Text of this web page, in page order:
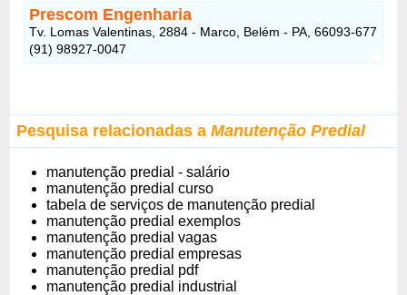
Prescom Engenharia
Tv. Lomas Valentinas, 2884 - Marco, Belém - PA, 66093-677
(91) 98927-0047
Pesquisa relacionadas aManutenção Predial
manutenção predial - salário
manutenção predial curso
tabela de serviços de manutenção predial
manutenção predial exemplos
manutenção predial vagas
manutenção predial empresas
manutenção predial pdf
manutenção predial industrial